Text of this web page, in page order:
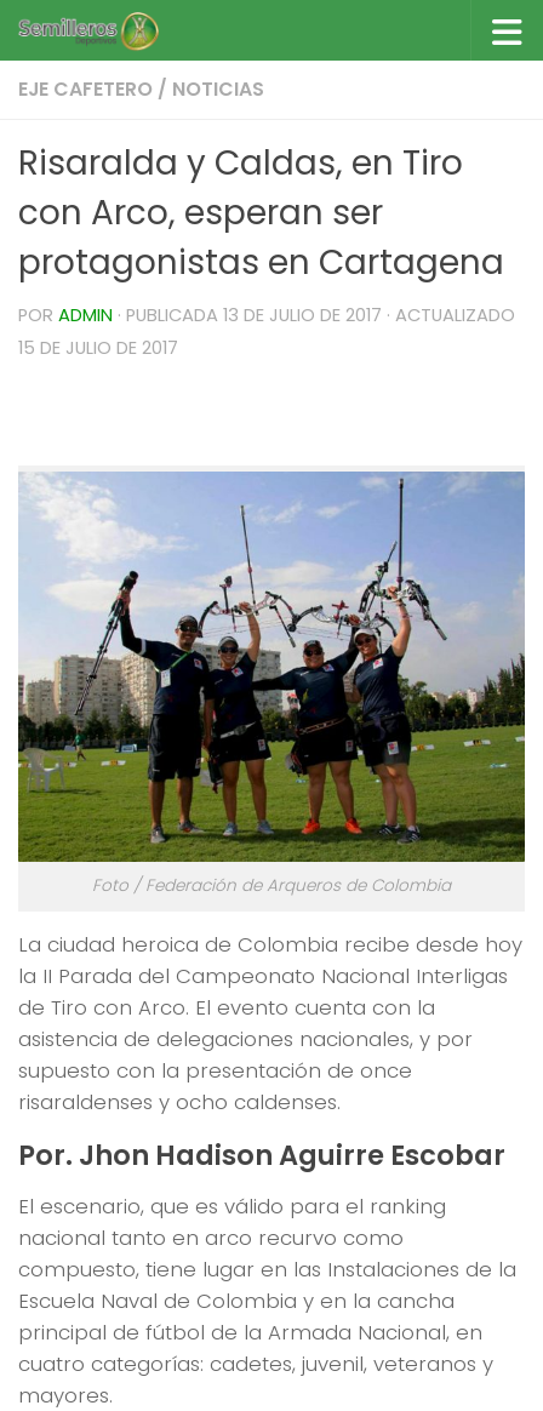
Saltar al contenido
EJE CAFETERO / NOTICIAS
Risaralda y Caldas, en Tiro
con Arco, esperan ser
protagonistas en Cartagena
POR ADMIN · PUBLICADA 13 DE JULIO DE 2017 · ACTUALIZADO
15 DE JULIO DE 2017
Foto / Federación de Arqueros de Colombia
La ciudad heroica de Colombia recibe desde hoy
la II Parada del Campeonato Nacional Interligas
de Tiro con Arco. El evento cuenta con la
asistencia de delegaciones nacionales, y por
supuesto con la presentación de once
risaraldenses y ocho caldenses.
Por. Jhon Hadison Aguirre Escobar
El escenario, que es válido para el ranking
nacional tanto en arco recurvo como
compuesto, tiene lugar en las Instalaciones de la
Escuela Naval de Colombia y en la cancha
principal de fútbol de la Armada Nacional, en
cuatro categorías: cadetes, juvenil, veteranos y
mayores.